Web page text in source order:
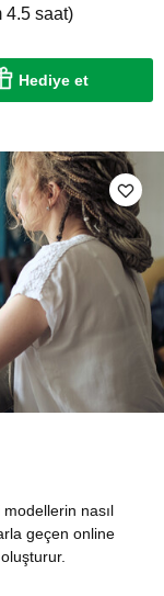
4.5 saat)
Hediye et
modellerin nasıl
geçen online